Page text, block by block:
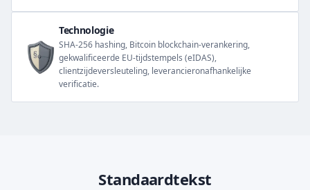
Technologie
SHA-256 hashing, Bitcoin blockchain-verankering,
gekwalificeerde EU-tijdstempels (eIDAS),
clientzijdeversleuteling, leverancieronafhankelijke
verificatie.
Standaardtekst